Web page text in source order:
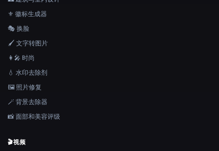
⚜️ 徽标生成器
🎭 换脸
🖌️ 文字转图片
👩‍🎤 时尚
💧 水印去除剂
🖼️ 照片修复
🪄 背景去除器
📸 面部和美容评级
🎬视频